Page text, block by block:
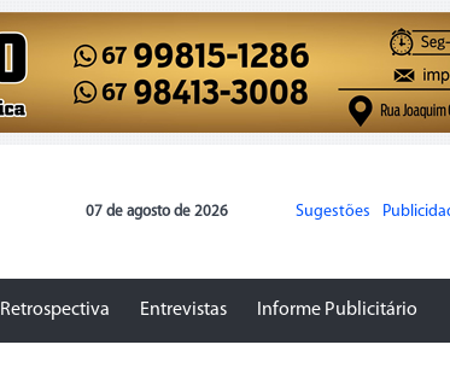
07 de agosto de 2026 Sugestões
Retrospectiva Entrevistas Informe Publicitário